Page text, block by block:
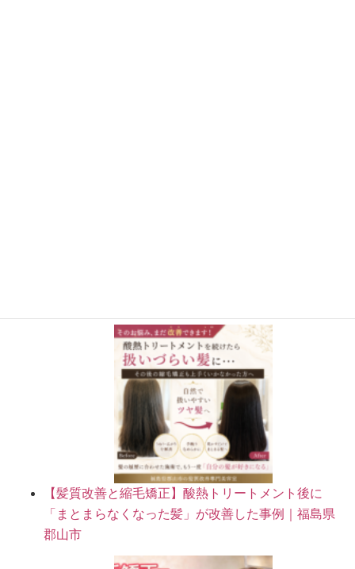
【髪質改善と縮毛矯正】酸熱トリートメント後に
「まとまらなくなった髪」が改善した事例｜福島県
郡山市